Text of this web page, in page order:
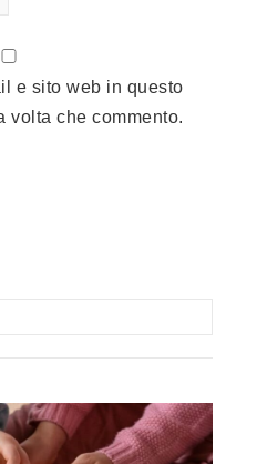
e sito web in questo
volta che commento.